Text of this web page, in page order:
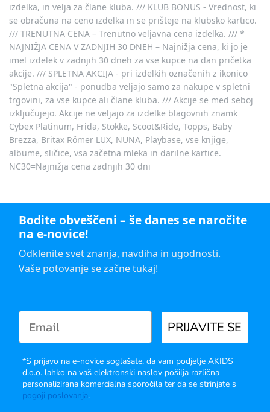
izdelka, in velja za člane kluba. /// KLUB BONUS - Vrednost, ki
se obračuna na ceno izdelka in se prišteje na klubsko kartico.
/// TRENUTNA CENA – Trenutno veljavna cena izdelka. /// *
NAJNIŽJA CENA V ZADNJIH 30 DNEH – Najnižja cena, ki jo je
imel izdelek v zadnjih 30 dneh za vse kupce na dan pričetka
akcije. /// SPLETNA AKCIJA - pri izdelkih označenih z ikonico
"Spletna akcija" - ponudba veljajo samo za nakupe v spletni
trgovini, za vse kupce ali člane kluba. /// Akcije se med seboj
izključujejo. Akcije ne veljajo za izdelke blagovnih znamk
Cybex Platinum, Frida, Stokke, Scoot&Ride, Topps, Baby
Brezza, Britax Römer LUX, NUNA, Playbase, vse knjige,
albume, sličice, vsa začetna mleka in darilne kartice.
NC30=Najnižja cena zadnjih 30 dni
Bodite obveščeni – še danes se naročite
na e-novice!
Odklenite svet znanja, navdiha in ugodnosti.
Vaše potovanje se začne tukaj!
PRIJAVITE SE
*S prijavo na e-novice soglašate, da vam podjetje AKIDS
d.o.o. lahko na vaš elektronski naslov pošilja različna
personalizirana komercialna sporočila ter da se strinjate s
pogoji poslovanja.